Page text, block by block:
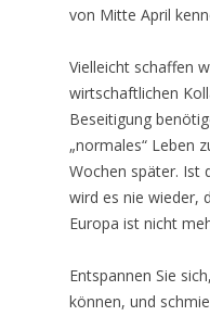
von Mitte April
Vielleicht schaffen
wirtschaftlichen
Beseitigung
„normales“ Leben
Wochen später. Ist
wird es nie wieder,
Europa ist nicht
Entspannen Sie
können, und